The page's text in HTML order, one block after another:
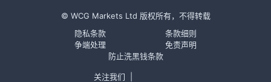
© WCG Markets Ltd 版权所有，不得转载
隐私条款
条款细则
争端处理
免责声明
防止洗黑钱条款
关注我们